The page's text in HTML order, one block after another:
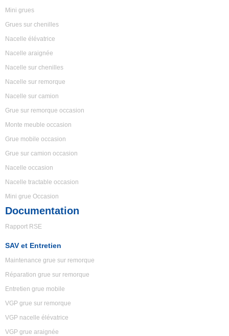
Mini grues
Grues sur chenilles
Nacelle élévatrice
Nacelle araignée
Nacelle sur chenilles
Nacelle sur remorque
Nacelle sur camion
Grue sur remorque occasion
Monte meuble occasion
Grue mobile occasion
Grue sur camion occasion
Nacelle occasion
Nacelle tractable occasion
Mini grue Occasion
Documentation
Rapport RSE
SAV et Entretien
Maintenance grue sur remorque
Réparation grue sur remorque
Entretien grue mobile
VGP grue sur remorque
VGP nacelle élévatrice
VGP grue araignée